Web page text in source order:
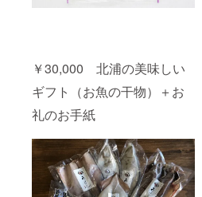
￥30,000 北浦の美味しい
ギフト（お魚の干物）＋お
礼のお手紙